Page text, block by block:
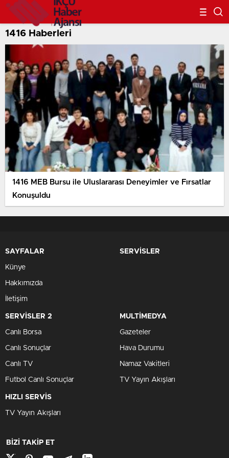
1416 Haberleri
1416 MEB Bursu ile Uluslararası Deneyimler ve Fırsatlar
Konuşuldu
SAYFALAR
Künye
Hakkımızda
İletişim
SERVİSLER
SERVİSLER 2
Canlı Borsa
Canlı Sonuçlar
Canlı TV
Futbol Canlı Sonuçlar
MULTİMEDYA
Gazeteler
Hava Durumu
Namaz Vakitleri
TV Yayın Akışları
HIZLI SERVİS
TV Yayın Akışları
BİZİ TAKİP ET